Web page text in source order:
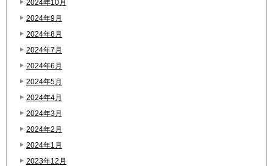
2024年10月
2024年9月
2024年8月
2024年7月
2024年6月
2024年5月
2024年4月
2024年3月
2024年2月
2024年1月
2023年12月